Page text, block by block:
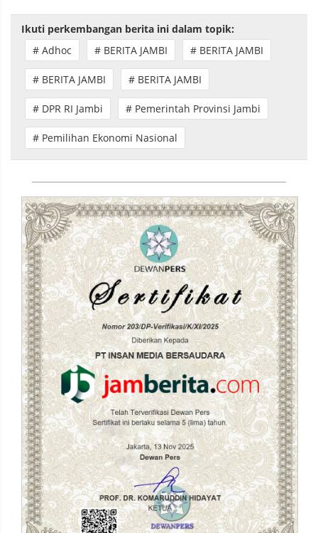
Ikuti perkembangan berita ini dalam topik:
# Adhoc
# BERITA JAMBI # BERITA JAMBI
# BERITA JAMBI # BERITA JAMBI
# DPR RI Jambi # Pemerintah Provinsi Jambi
# Pemilihan Ekonomi Nasional